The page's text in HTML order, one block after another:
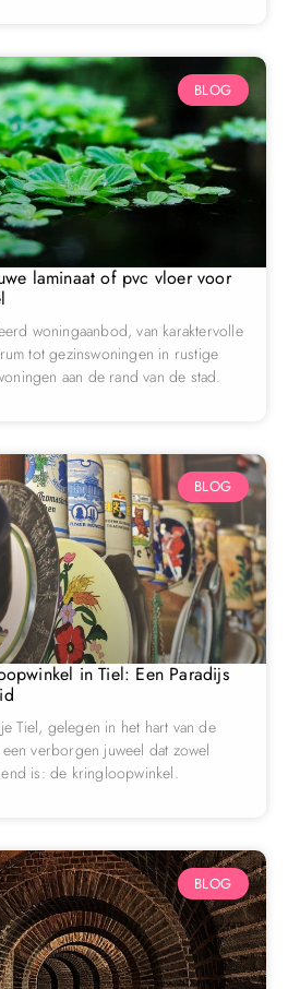
BLOG
laminaat of pvc vloer voor
woningaanbod, van karaktervolle
tot gezinswoningen in rustige
aan de rand van de stad.
BLOG
in Tiel: Een Paradijs
Tiel, gelegen in het hart van de
verborgen juweel dat zowel
is: de kringloopwinkel.
BLOG